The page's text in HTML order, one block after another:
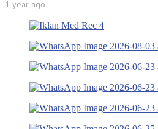
1 year ago